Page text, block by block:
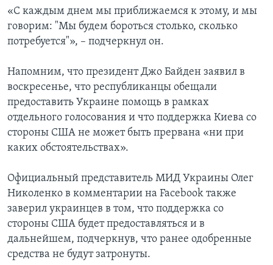
«С каждым днем мы приближаемся к этому, и мы
говорим: "Мы будем бороться столько, сколько
потребуется"», – подчеркнул он.
Напомним, что президент Джо Байден заявил в
воскресенье, что республиканцы обещали
предоставить Украине помощь в рамках
отдельного голосования и что поддержка Киева со
стороны США не может быть прервана «ни при
каких обстоятельствах».
Официальный представитель МИД Украины Олег
Николенко в комментарии на Facebook также
заверил украинцев в том, что поддержка со
стороны США будет предоставляться и в
дальнейшем, подчеркнув, что ранее одобренные
средства не будут затронуты.